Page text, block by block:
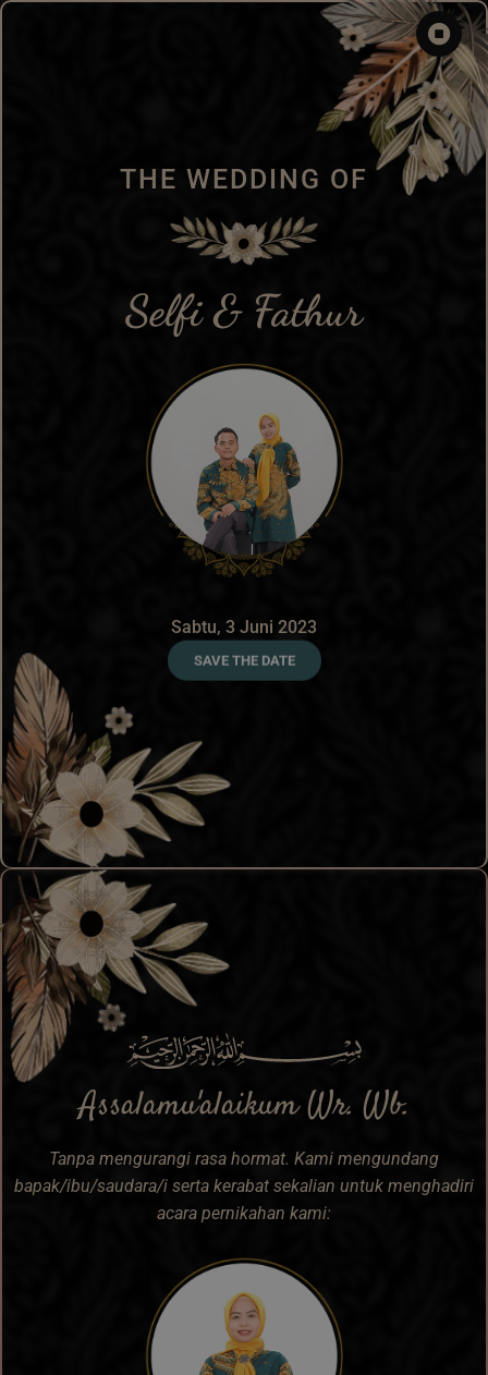
THE WEDDING OF
Selfi & Fathur
Sabtu, 3 Juni 2023
SAVE THE DATE
Assalamu'alaikum Wr. Wb.
Tanpa mengurangi rasa hormat. Kami mengundang
bapak/ibu/saudara/i serta kerabat sekalian untuk menghadiri
acara pernikahan kami: